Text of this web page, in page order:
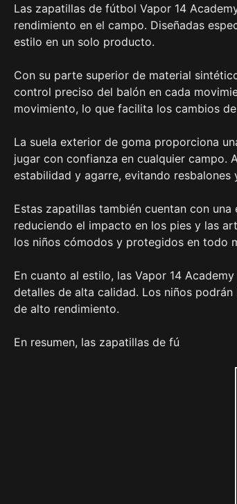
Las zapatillas de fútbol Vapor 14
rendimiento en el campo. Diseñadas
estilo en un solo producto.
Con su parte superior de material
control preciso del balón en cada
movimiento, lo que facilita los cambios
La suela exterior de goma proporciona
jugar con confianza en cualquier campo.
estabilidad y agarre, evitando resbalones
Estas zapatillas también cuentan con
reduciendo el impacto en los pies y las
los niños cómodos y protegidos en todo
En cuanto al estilo, las Vapor 14
detalles de alta calidad. Los niños
de alto rendimiento.
En resumen, las zapatillas de fú